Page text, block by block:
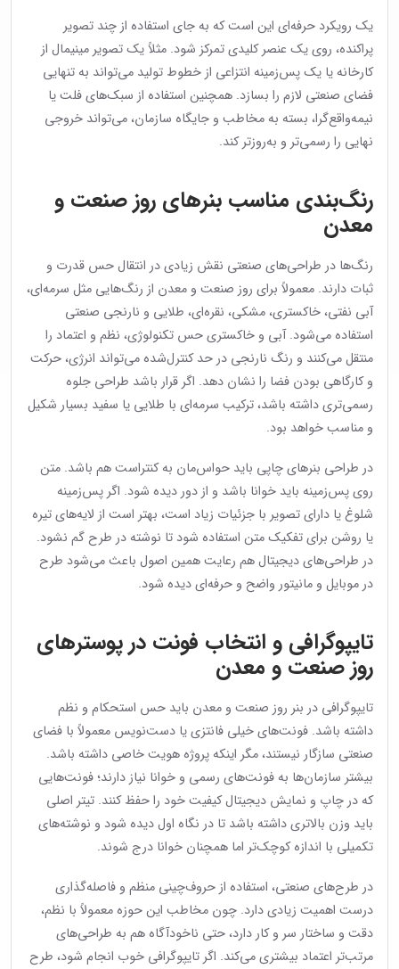
یک رویکرد حرفه‌ای این است که به جای استفاده از چند تصویر
پراکنده، روی یک عنصر کلیدی تمرکز شود. مثلاً یک تصویر مینیمال از
کارخانه یا یک پس‌زمینه انتزاعی از خطوط تولید می‌تواند به تنهایی
فضای صنعتی لازم را بسازد. همچنین استفاده از سبک‌های فلت یا
نیمه‌واقع‌گرا، بسته به مخاطب و جایگاه سازمان، می‌تواند خروجی
نهایی را رسمی‌تر و به‌روزتر کند.
رنگ‌بندی مناسب بنرهای روز صنعت و
معدن
رنگ‌ها در طراحی‌های صنعتی نقش زیادی در انتقال حس قدرت و
ثبات دارند. معمولاً برای روز صنعت و معدن از رنگ‌هایی مثل سرمه‌ای،
آبی نفتی، خاکستری، مشکی، نقره‌ای، طلایی و نارنجی صنعتی
استفاده می‌شود. آبی و خاکستری حس تکنولوژی، نظم و اعتماد را
منتقل می‌کنند و رنگ نارنجی در حد کنترل‌شده می‌تواند انرژی، حرکت
و کارگاهی بودن فضا را نشان دهد. اگر قرار باشد طراحی جلوه
رسمی‌تری داشته باشد، ترکیب سرمه‌ای با طلایی یا سفید بسیار شکیل
و مناسب خواهد بود.
در طراحی بنرهای چاپی باید حواس‌مان به کنتراست هم باشد. متن
روی پس‌زمینه باید خوانا باشد و از دور دیده شود. اگر پس‌زمینه
شلوغ یا دارای تصویر با جزئیات زیاد است، بهتر است از لایه‌های تیره
یا روشن برای تفکیک متن استفاده شود تا نوشته در طرح گم نشود.
در طراحی‌های دیجیتال هم رعایت همین اصول باعث می‌شود طرح
در موبایل و مانیتور واضح و حرفه‌ای دیده شود.
تایپوگرافی و انتخاب فونت در پوسترهای
روز صنعت و معدن
تایپوگرافی در بنر روز صنعت و معدن باید حس استحکام و نظم
داشته باشد. فونت‌های خیلی فانتزی یا دست‌نویس معمولاً با فضای
صنعتی سازگار نیستند، مگر اینکه پروژه هویت خاصی داشته باشد.
بیشتر سازمان‌ها به فونت‌های رسمی و خوانا نیاز دارند؛ فونت‌هایی
که در چاپ و نمایش دیجیتال کیفیت خود را حفظ کنند. تیتر اصلی
باید وزن بالاتری داشته باشد تا در نگاه اول دیده شود و نوشته‌های
تکمیلی با اندازه کوچک‌تر اما همچنان خوانا درج شوند.
در طرح‌های صنعتی، استفاده از حروف‌چینی منظم و فاصله‌گذاری
درست اهمیت زیادی دارد. چون مخاطب این حوزه معمولاً با نظم،
دقت و ساختار سر و کار دارد، حتی ناخودآگاه هم به طراحی‌های
مرتب‌تر اعتماد بیشتری می‌کند. اگر تایپوگرافی خوب انجام شود، طرح